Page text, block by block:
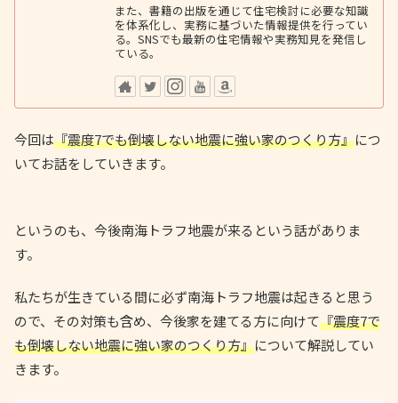
また、書籍の出版を通じて住宅検討に必要な知識
を体系化し、実務に基づいた情報提供を行ってい
る。SNSでも最新の住宅情報や実務知見を発信し
ている。
今回は『震度7でも倒壊しない地震に強い家のつくり方』につ
いてお話をしていきます。
というのも、今後南海トラフ地震が来るという話がありま
す。
私たちが生きている間に必ず南海トラフ地震は起きると思う
ので、その対策も含め、今後家を建てる方に向けて『震度7で
も倒壊しない地震に強い家のつくり方』について解説してい
きます。